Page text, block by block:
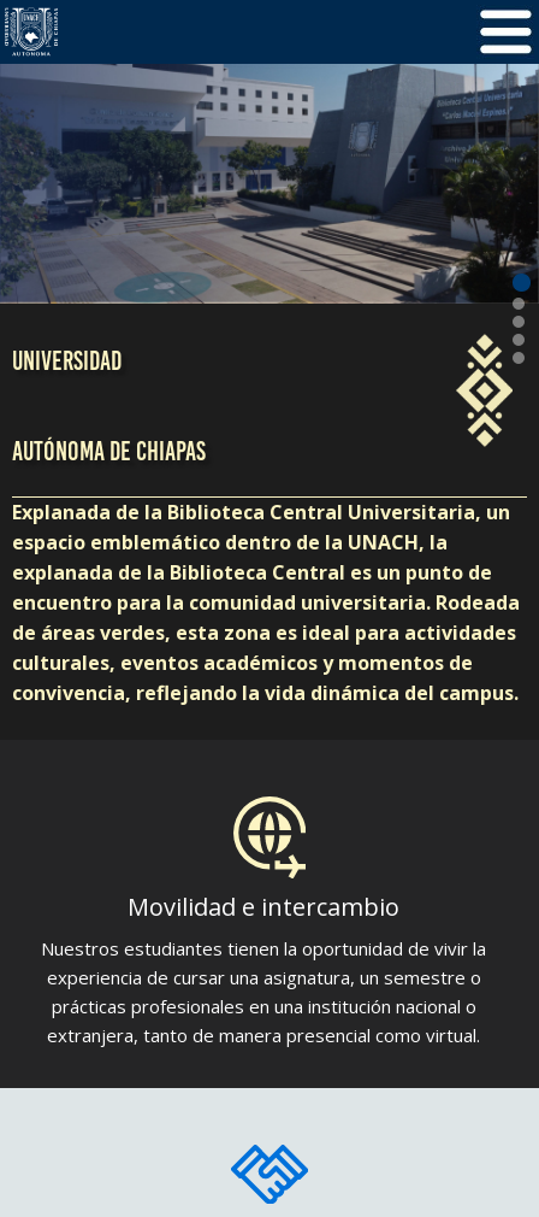
1/5
UNIVERSIDAD
AUTÓNOMA DE CHIAPAS
Explanada de la Biblioteca Central Universitaria, un
espacio emblemático dentro de la UNACH, la
explanada de la Biblioteca Central es un punto de
encuentro para la comunidad universitaria. Rodeada
de áreas verdes, esta zona es ideal para actividades
culturales, eventos académicos y momentos de
convivencia, reflejando la vida dinámica del campus.
Movilidad e intercambio
Nuestros estudiantes tienen la oportunidad de vivir la
experiencia de cursar una asignatura, un semestre o
prácticas profesionales en una institución nacional o
extranjera, tanto de manera presencial como virtual.